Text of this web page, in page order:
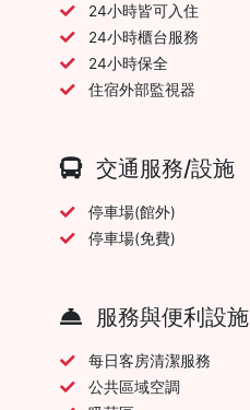
24小時皆可入住
24小時櫃台服務
24小時保全
住宿外部監視器
交通服務/設施
停車場(館外)
停車場(免費)
服務與便利設施
每日客房清潔服務
公共區域空調